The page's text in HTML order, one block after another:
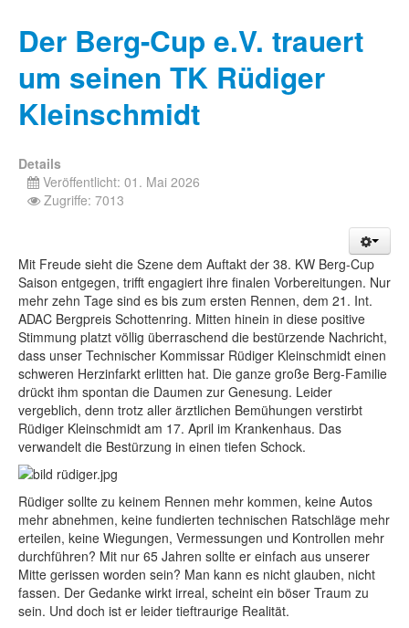
Der Berg-Cup e.V. trauert
um seinen TK Rüdiger
Kleinschmidt
Details
Veröffentlicht: 01. Mai 2026
Zugriffe: 7013
Mit Freude sieht die Szene dem Auftakt der 38. KW Berg-Cup
Saison entgegen, trifft engagiert ihre finalen Vorbereitungen. Nur
mehr zehn Tage sind es bis zum ersten Rennen, dem 21. Int.
ADAC Bergpreis Schottenring. Mitten hinein in diese positive
Stimmung platzt völlig überraschend die bestürzende Nachricht,
dass unser Technischer Kommissar Rüdiger Kleinschmidt einen
schweren Herzinfarkt erlitten hat. Die ganze große Berg-Familie
drückt ihm spontan die Daumen zur Genesung. Leider
vergeblich, denn trotz aller ärztlichen Bemühungen verstirbt
Rüdiger Kleinschmidt am 17. April im Krankenhaus. Das
verwandelt die Bestürzung in einen tiefen Schock.
Rüdiger sollte zu keinem Rennen mehr kommen, keine Autos
mehr abnehmen, keine fundierten technischen Ratschläge mehr
erteilen, keine Wiegungen, Vermessungen und Kontrollen mehr
durchführen? Mit nur 65 Jahren sollte er einfach aus unserer
Mitte gerissen worden sein? Man kann es nicht glauben, nicht
fassen. Der Gedanke wirkt irreal, scheint ein böser Traum zu
sein. Und doch ist er leider tieftraurige Realität.